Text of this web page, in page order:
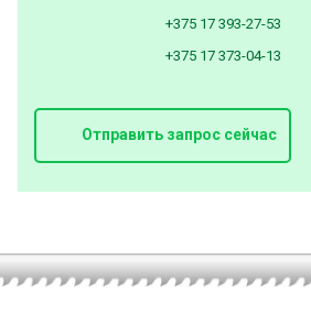
+375 17 393-27-53
+375 17 373-04-13
Отправить запрос сейчас